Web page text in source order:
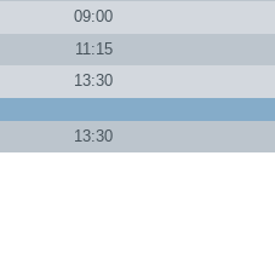
09:00
11:15
13:30
13:30